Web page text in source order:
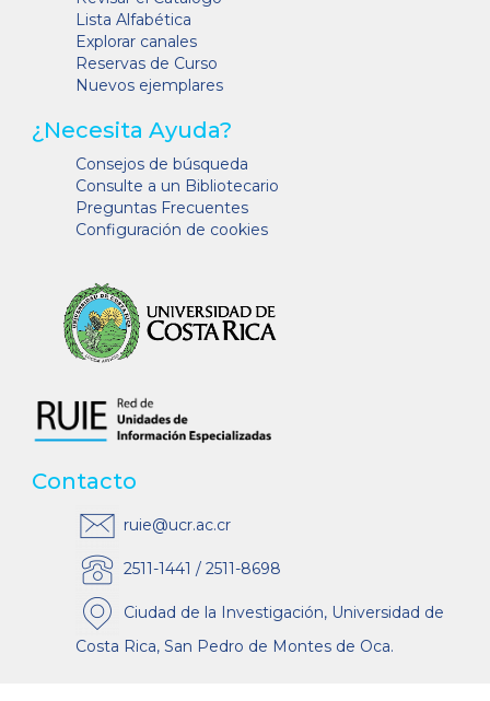
Lista Alfabética
Explorar canales
Reservas de Curso
Nuevos ejemplares
¿Necesita Ayuda?
Consejos de búsqueda
Consulte a un Bibliotecario
Preguntas Frecuentes
Configuración de cookies
Contacto
ruie@ucr.ac.cr
2511-1441 / 2511-8698
Ciudad de la Investigación, Universidad de
Costa Rica, San Pedro de Montes de Oca.